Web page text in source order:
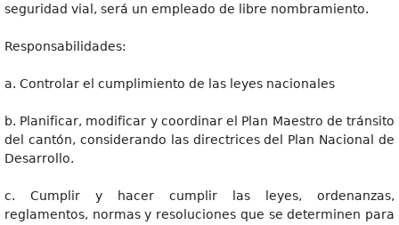
seguridad vial, será un empleado de libre nombramiento.
Responsabilidades:
a. Controlar el cumplimiento de las leyes nacionales
b. Planificar, modificar y coordinar el Plan Maestro de tránsito
del cantón, considerando las directrices del Plan Nacional de
Desarrollo.
c. Cumplir y hacer cumplir las leyes, ordenanzas,
reglamentos, normas y resoluciones que se determinen para